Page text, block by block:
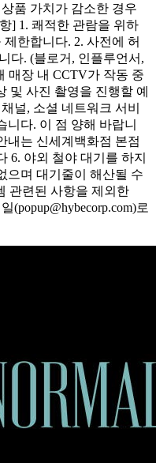
품 가치가 감소한 경우
] 1. 쾌적한 관람을 위하
한합니다. 2. 사전에 허
다. (블로거, 인플루언서,
매장 내 CCTV가 작동 중
및 사진 촬영을 진행할 예
널, 소셜 네트워크 서비
니다. 이 점 양해 바랍니
내는 신세계백화점 본점
6. 야외 철야 대기를 하지
으며 대기줄이 해산될 수
관련된 사항을 제외한
(popup@hybecorp.com)로